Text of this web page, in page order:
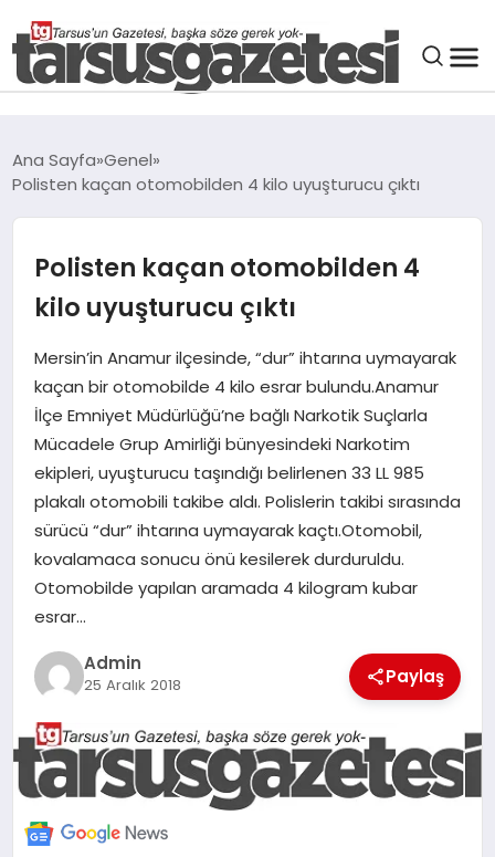
SPOR
ASAYIŞ
DÜNYA
SIYASET
EKONOMI
MERSIN
EĞITIM
İLETIŞIM
Ana Sayfa Genel
Polisten kaçan otomobilden 4 kilo uyuşturucu çıktı
Polisten kaçan otomobilden 4
kilo uyuşturucu çıktı
Mersin’in Anamur ilçesinde, “dur” ihtarına uymayarak
kaçan bir otomobilde 4 kilo esrar bulundu.Anamur
İlçe Emniyet Müdürlüğü’ne bağlı Narkotik Suçlarla
Mücadele Grup Amirliği bünyesindeki Narkotim
ekipleri, uyuşturucu taşındığı belirlenen 33 LL 985
plakalı otomobili takibe aldı. Polislerin takibi sırasında
sürücü “dur” ihtarına uymayarak kaçtı.Otomobil,
kovalamaca sonucu önü kesilerek durduruldu.
Otomobilde yapılan aramada 4 kilogram kubar
esrar…
Admin
25 Aralık 2018 Paylaş